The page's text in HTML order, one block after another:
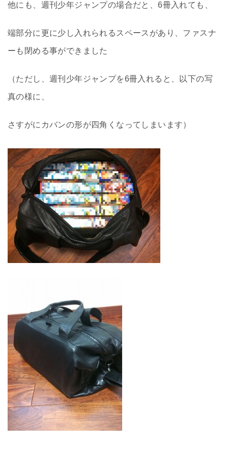
他にも、週刊少年ジャンプの場合だと、6冊入れても、
端部分に更に少し入れられるスペースがあり、ファスナ
ーも閉める事ができました
（ただし、週刊少年ジャンプを6冊入れると、以下の写
真の様に、
さすがにカバンの形が四角くなってしまいます）